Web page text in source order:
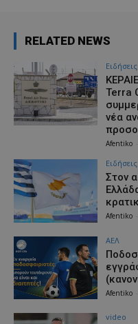
RELATED NEWS
Ειδήσεις
Terra
νέα
Afentiko
Ειδήσεις
Στον
Afentiko
ΑΕΛ
Afentiko
video